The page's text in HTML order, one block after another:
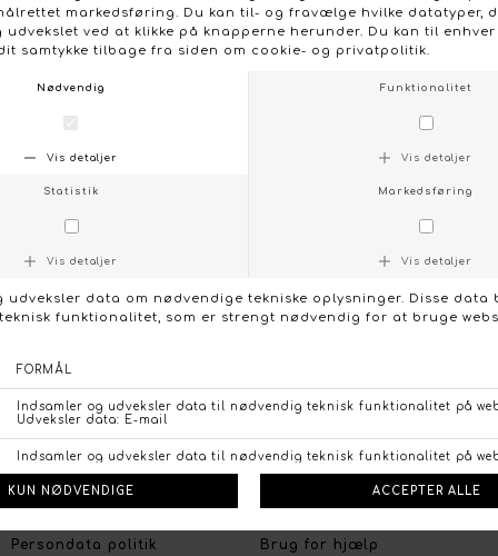
Kaffe Vicky denim jakke i lys cloret denim vask. Klassisk
model med flip krave, jeans knapper og manchet og
knaplukning i ærmerne. Jakken har lodrette lommer
foran og to brystlommer med klap. 73 % bomuld, 25 %
Social
Facebook
Instagram
Persondata politik
Om Boutique Dorthe
bredt udvalg, de nyeste
trends og farver, og på et
prisvenligt niveau uden at
gå på kompromis med
Brug for hjælp